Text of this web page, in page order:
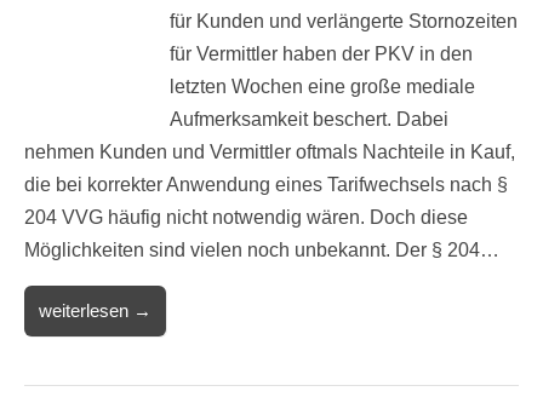
für Kunden und verlängerte Stornozeiten
für Vermittler haben der PKV in den
letzten Wochen eine große mediale
Aufmerksamkeit beschert. Dabei
nehmen Kunden und Vermittler oftmals Nachteile in Kauf,
die bei korrekter Anwendung eines Tarifwechsels nach §
204 VVG häufig nicht notwendig wären. Doch diese
Möglichkeiten sind vielen noch unbekannt. Der § 204…
weiterlesen →